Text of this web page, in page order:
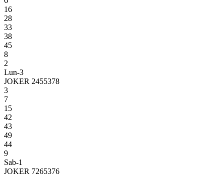
16
28
33
38
45
8
2
Lun-3
JOKER 2455378
3
7
15
42
43
49
44
9
Sab-1
JOKER 7265376